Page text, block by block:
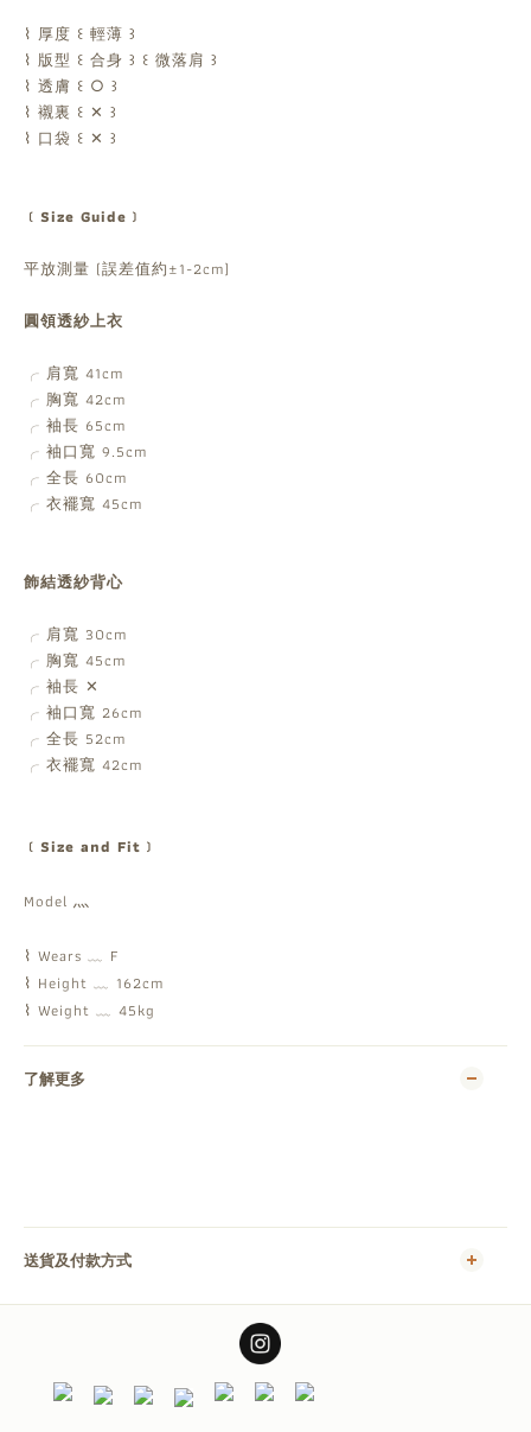
⌇ 厚度 ꒰ 輕薄 ꒱
⌇ 版型 ꒰ 合身 ꒱ ꒰ 微落肩 ꒱
⌇ 透膚 ꒰ ○ ꒱
⌇ 襯裏 ꒰ ✕ ꒱
⌇ 口袋 ꒰ ✕ ꒱
﹝Size Guide﹞
平放測量 (誤差值約±1-2cm)
圓領透紗上衣
╭ 肩寬 41cm
╭ 胸寬 42cm
╭ 袖長 65cm
╭ 袖口寬 9.5cm
╭ 全長 60cm
╭ 衣襬寬 45cm
飾結透紗背心
╭ 肩寬 30cm
╭ 胸寬 45cm
╭ 袖長 ✕
╭ 袖口寬 26cm
╭ 全長 52cm
╭ 衣襬寬 42cm
﹝Size and Fit﹞
Model 灬
⌇ Wears ﹏ F
⌇ Height ﹏ 162cm
⌇ Weight ﹏ 45kg
了解更多
送貨及付款方式